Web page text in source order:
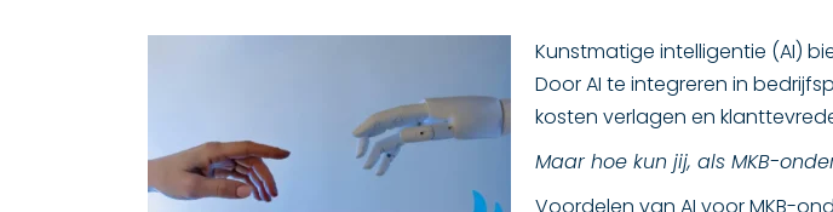
Kunstmatige intelligentie (AI)
Door AI te integreren in
kosten verlagen en
Maar hoe kun jij, als MKB-